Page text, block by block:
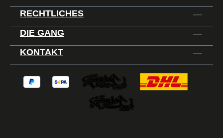
RECHTLICHES
DIE GANG
KONTAKT